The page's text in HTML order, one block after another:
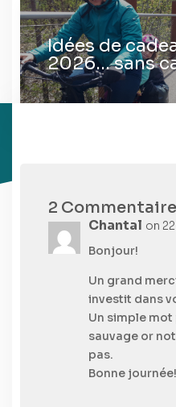
Idées de
2026… sans
2
Chantal on
Bonjour!
Un grand
investit dans
Un simple mot
sauvage or
pas.
Bonne journée!